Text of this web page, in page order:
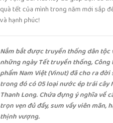
quà tết của mình trong năm mới sắp
và hạnh phúc!
Nắm bắt được truyền thống dân
những ngày Tết truyền thống,
phẩm Nam Việt (Vinut) đã cho ra đời
trong đó có 05 loại nước ép trái cây
Thanh Long. Chứa đựng ý nghĩa về
trọn vẹn đủ đầy, sum vầy viên mãn,
thịnh vượng.